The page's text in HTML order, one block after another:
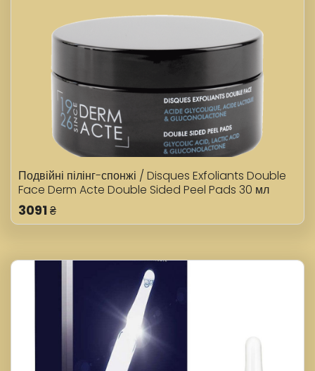
Подвійні пілінг-спонжі / Disques Exfoliants Double
Face Derm Acte Double Sided Peel Pads 30 мл
3091₴